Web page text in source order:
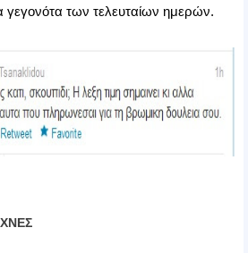
γεγονότα των τελευταίων ημερών.